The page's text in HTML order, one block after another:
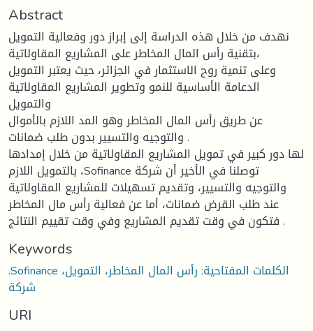
Abstract
نهدف من خلال هذه الدراسة إلى إبراز دور وفعالية التمويل
بتقنية رأس المال المخاطر على المشاريع المقاولاتية،
وعلى تنمية روح الاستثمار في الجزائر، حيث يعتبر التمويل
الدعامة الأساسية للنمو وتطوير المشاريع المقاولاتية
والتمويل
عن طريق رأس المال المخاطر وهو المد اللازم بالأموال
والتوجيه والتسيير بدون طلب ضمانات .
لها دور كبير في تمويل المشاريع المقاولاتية من خلال إمدادها
بالتمويل اللازم ،Sofinance توصلنا في الأخير أن شركة
والتوجيه والتسيير، وتقديم تسهيلات للمشاريع المقاولاتية
عند طلب القرض ضمانات، أما عن فعالية رأس مال المخاطر
فتكون في وقت تقديم المشاريع وفي وقت تقييم النتائج .
Keywords
.Sofinance الكلمات المفتاحية: رأس المال المخاطر، التمويل،
شركة
URI